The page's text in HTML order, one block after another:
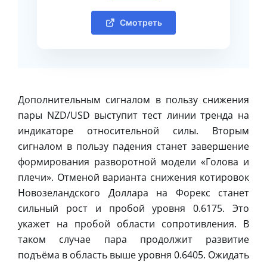
Смотреть
Дополнительным сигналом в пользу снижения
пары NZD/USD выступит тест линии тренда на
индикаторе относительной силы. Вторым
сигналом в пользу падения станет завершение
формирования разворотной модели «Голова и
плечи». Отменой варианта снижения котировок
Новозеландского Доллара на Форекс станет
сильный рост и пробой уровня 0.6175. Это
укажет на пробой области сопротивления. В
таком случае пара продолжит развитие
подъёма в область выше уровня 0.6405. Ожидать